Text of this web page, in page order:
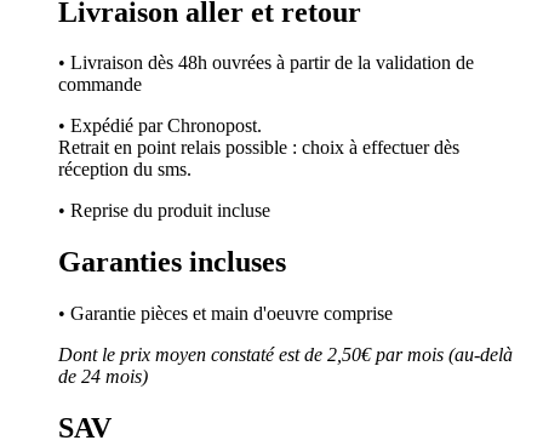
Livraison aller et retour
• Livraison dès 48h ouvrées à partir de la validation de
commande
• Expédié par Chronopost.
Retrait en point relais possible : choix à effectuer dès
réception du sms.
• Reprise du produit incluse
Garanties incluses
• Garantie pièces et main d'oeuvre comprise
Dont le prix moyen constaté est de 2,50€ par mois (au-delà
de 24 mois)
SAV